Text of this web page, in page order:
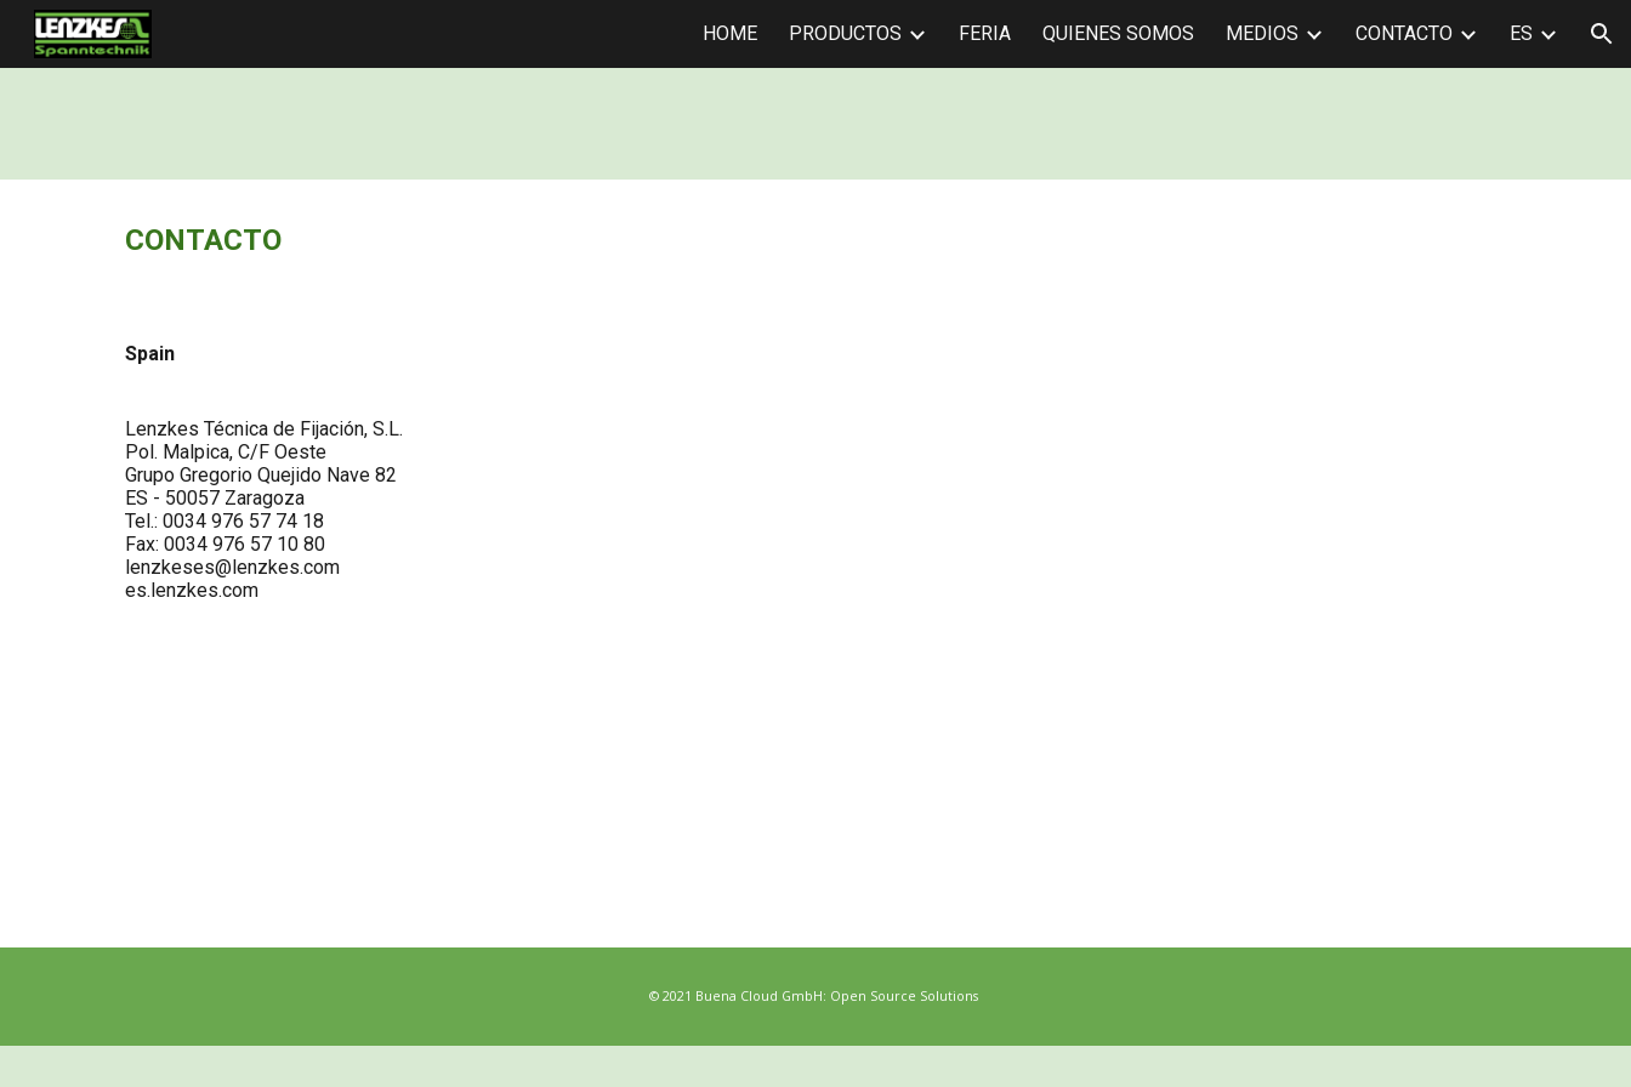
Skip to navigation
HOME PRODUCTOS FERIA QUIENES SOMOS MEDIOS CONTACTO ES
CONTACTO
Spain
Lenzkes Técnica de Fijación, S.L.
Pol. Malpica, C/F Oeste
Grupo Gregorio Quejido Nave 82
ES - 50057 Zaragoza
Tel.: 0034 976 57 74 18
Fax: 0034 976 57 10 80
lenzkeses@lenzkes.com
es.lenzkes.com
© 2021 Buena Cloud GmbH: Open Source Solutions